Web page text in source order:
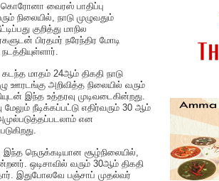
வைரஸ் பாதிப்பு
நிலையில், நாடு முழுவதும்
குறித்து மாநில
பிரதமர் நரேந்திர மோடி
கடந்த மாதம் 24ஆம் திகதி நாடு
ஊரடங்கு அறிவித்த நிலையில் வரும்
இந்த உத்தரவு முடிவடைகின்றது.
மேலும் நீடிக்கப்பட்டு எதிர்வரும் 30 ஆம்
என
நெருக்கடியான சூழ்நிலையில்,
ஒடிசாவில் வரும் 30ஆம் திகதி
இதுபோலவே பஞ்சாப் முதல்வர்